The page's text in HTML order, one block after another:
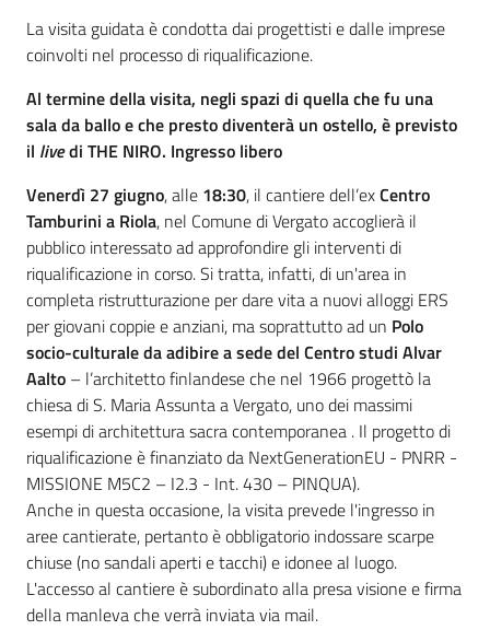
La visita guidata è condotta dai progettisti e dalle imprese
coinvolti nel processo di riqualificazione.
Al termine della visita, negli spazi di quella che fu una
sala da ballo e che presto diventerà un ostello, è previsto
il livedi THE NIRO. Ingresso libero
Venerdì 27 giugno, alle 18:30, il cantiere dell’exCentro
Tamburini a Riola, nel Comune di Vergato accoglierà il
pubblico interessato ad approfondire gli interventi di
riqualificazione in corso. Si tratta, infatti, di un'area in
completa ristrutturazione per dare vita a nuovi alloggi ERS
per giovani coppie e anziani, ma soprattutto ad un Polo
socio-culturaleda adibire a sede del Centro studi Alvar
Aalto – l’architetto finlandese che nel 1966 progettò la
chiesa di S. Maria Assunta a Vergato, uno dei massimi
esempi di architettura sacra contemporanea . Il progetto di
riqualificazione è finanziato da NextGenerationEU - PNRR -
MISSIONE M5C2 – I2.3 - Int. 430 – PINQUA).
Anche in questa occasione, la visita prevede l'ingresso in
aree cantierate, pertanto è obbligatorio indossare scarpe
chiuse (no sandali aperti e tacchi) e idonee al luogo.
L'accesso al cantiere è subordinato alla presa visione e firma
della manleva che verrà inviata via mail.